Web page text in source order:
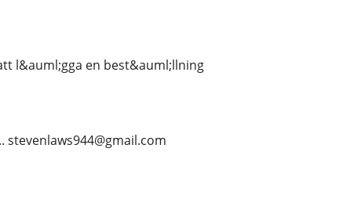
l&auml;gga en best&auml;llning
stevenlaws944@gmail.com